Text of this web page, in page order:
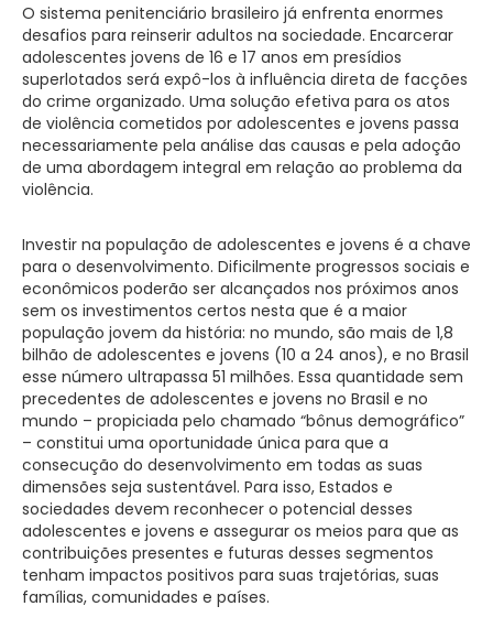
O sistema penitenciário brasileiro já enfrenta enormes
desafios para reinserir adultos na sociedade. Encarcerar
adolescentes jovens de 16 e 17 anos em presídios
superlotados será expô-los à influência direta de facções
do crime organizado. Uma solução efetiva para os atos
de violência cometidos por adolescentes e jovens passa
necessariamente pela análise das causas e pela adoção
de uma abordagem integral em relação ao problema da
violência.
Investir na população de adolescentes e jovens é a chave
para o desenvolvimento. Dificilmente progressos sociais e
econômicos poderão ser alcançados nos próximos anos
sem os investimentos certos nesta que é a maior
população jovem da história: no mundo, são mais de 1,8
bilhão de adolescentes e jovens (10 a 24 anos), e no Brasil
esse número ultrapassa 51 milhões. Essa quantidade sem
precedentes de adolescentes e jovens no Brasil e no
mundo – propiciada pelo chamado “bônus demográfico”
– constitui uma oportunidade única para que a
consecução do desenvolvimento em todas as suas
dimensões seja sustentável. Para isso, Estados e
sociedades devem reconhecer o potencial desses
adolescentes e jovens e assegurar os meios para que as
contribuições presentes e futuras desses segmentos
tenham impactos positivos para suas trajetórias, suas
famílias, comunidades e países.